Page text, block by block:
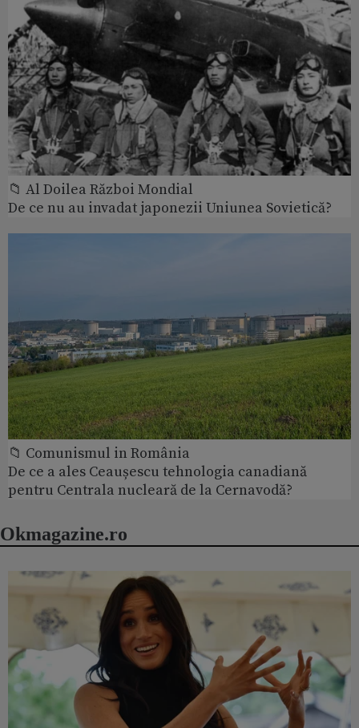
📁 Al Doilea Război Mondial
De ce nu au invadat japonezii Uniunea Sovietică?
📁 Comunismul in România
De ce a ales Ceaușescu tehnologia canadiană
pentru Centrala nucleară de la Cernavodă?
Okmagazine.ro